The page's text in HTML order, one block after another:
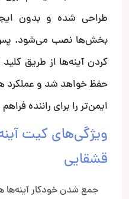
طراحی شده و بدون
بخش‌ها نصب می‌شود. پس
کردن آینه‌ها از طریق
حفظ خواهد شد و عملکرد
ایمن‌تر را برای راننده
ویژگی‌های کیت
قشقایی
جمع شدن خودکار آینه‌ها